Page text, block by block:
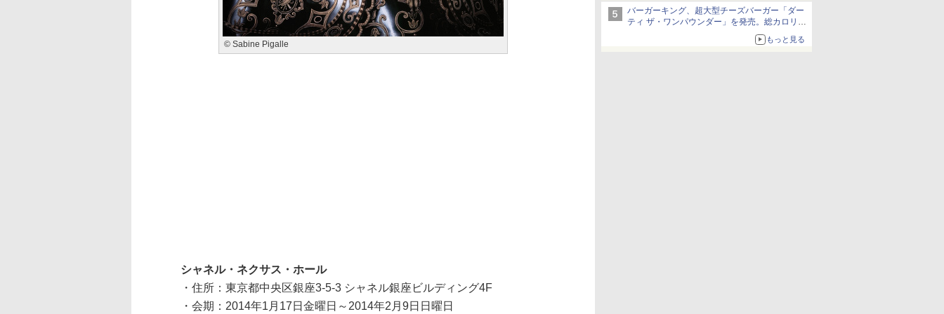
バーガーキング、超大型チーズバーガー「ダー
ティ ザ・ワンパウンダー」を発売。総カロリー
もっと見る
© Sabine Pigalle
シャネル・ネクサス・ホール
・住所：東京都中央区銀座3-5-3 シャネル銀座ビルディング4F
・会期：2014年1月17日金曜日～2014年2月9日日曜日